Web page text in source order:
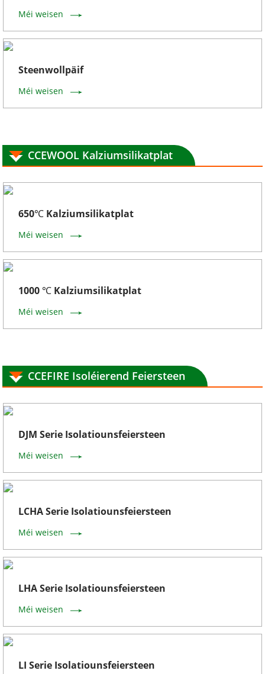
Méi weisen
Steenwollpäif
Méi weisen
CCEWOOL Kalziumsilikatplat
650℃ Kalziumsilikatplat
Méi weisen
1000 ℃ Kalziumsilikatplat
Méi weisen
CCEFIRE Isoléierend Feiersteen
DJM Serie Isolatiounsfeiersteen
Méi weisen
LCHA Serie Isolatiounsfeiersteen
Méi weisen
LHA Serie Isolatiounsfeiersteen
Méi weisen
LI Serie Isolatiounsfeiersteen